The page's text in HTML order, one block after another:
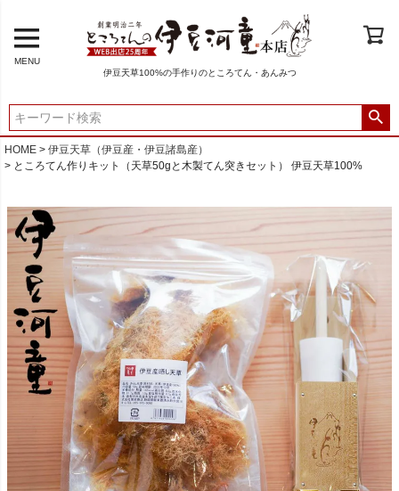
MENU
伊豆天草100%の手作りのところてん・あんみつ
HOME
伊豆天草（伊豆産・伊豆諸島産）
ところてん作りキット（天草50gと木製てん突きセット） 伊豆天草100%